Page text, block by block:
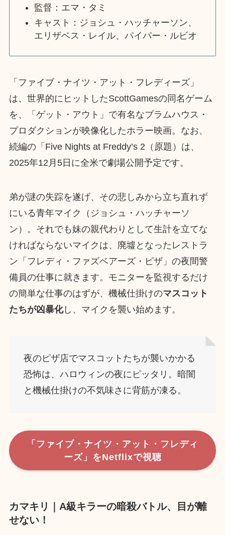
監督：エマ・タミ
キャスト：ジョシュ・ハッチャーソン、
エリザベス・レイル、パイパー・ルビオ
「ファイブ・ナイツ・アット・フレディーズ」
は、世界的にヒットしたScottGamesの同名ゲーム
を、「ゲット・アウト」で有名なブラムハウス・
プロダクションが映像化したホラー映画。なお、
続編の「Five Nights at Freddy’s 2（原題）は、
2025年12月5日に全米で劇場公開予定です。
弟が謎の失踪を遂げ、その悲しみから立ち直れず
にいる青年マイク（ジョシュ・ハッチャーソ
ン）。それでも妹の親代わりとして生計を立てな
ければならないマイクは、廃墟となったレストラ
ン「フレディ・ファズベアーズ・ピザ」の夜間警
備員の仕事に就きます。モニターを監視するだけ
の簡単な仕事のはずが、機械仕掛けのマスコット
たちが凶暴化し、マイクを襲い始めます。
夜のピザ店でマスコットたちが襲いかかる
恐怖は、ハロウィンの夜にピッタリ。暗闇
と機械仕掛けの不気味さに背筋が凍る。
「ファイブ・ナイツ・アット・フレディ
ーズ」をNetflixで視聴
カマキリ｜A級キラーの暗殺バトル、目が離
せない！